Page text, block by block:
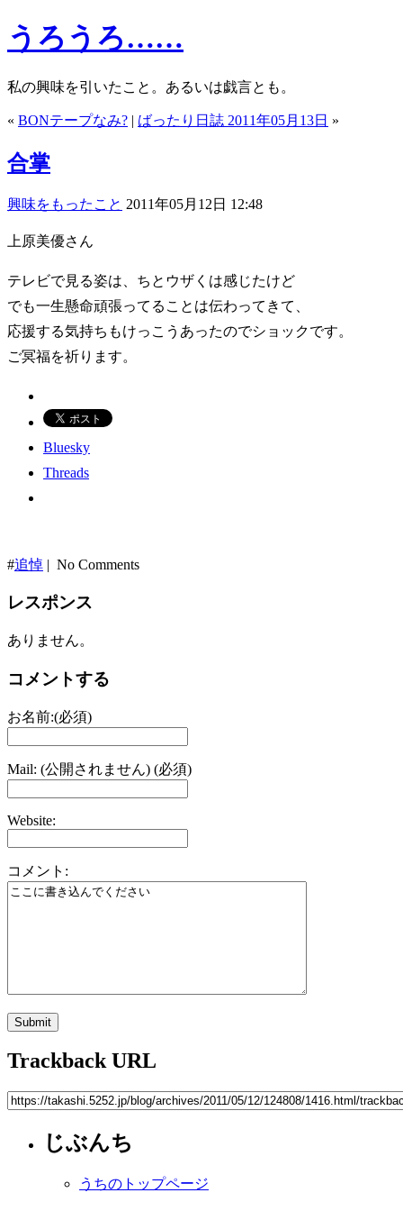
うろうろ……
私の興味を引いたこと。あるいは戯言とも。
« BONテープなみ? | ばったり日誌 2011年05月13日 »
合掌
興味をもったこと 2011年05月12日 12:48
上原美優さん
テレビで見る姿は、ちとウザくは感じたけど
でも一生懸命頑張ってることは伝わってきて、
応援する気持ちもけっこうあったのでショックです。
ご冥福を祈ります。
Bluesky
Threads
#追悼 | No Comments
レスポンス
ありません。
コメントする
お名前:(必須)
Mail: (公開されません) (必須)
Website:
コメント:
Trackback URL
じぶんち
うちのトップページ